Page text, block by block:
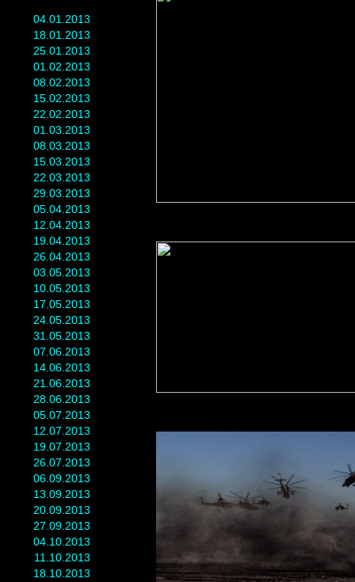
04.01.2013
18.01.2013
25.01.2013
01.02.2013
08.02.2013
15.02.2013
22.02.2013
01.03.2013
08.03.2013
15.03.2013
22.03.2013
29.03.2013
05.04.2013
12.04.2013
19.04.2013
26.04.2013
03.05.2013
10.05.2013
17.05.2013
24.05.2013
31.05.2013
07.06.2013
14.06.2013
21.06.2013
28.06.2013
05.07.2013
12.07.2013
19.07.2013
26.07.2013
06.09.2013
13.09.2013
20.09.2013
27.09.2013
04.10.2013
11.10.2013
18.10.2013